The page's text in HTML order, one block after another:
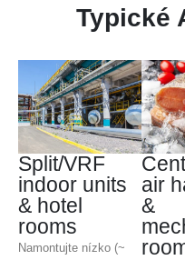
Typické
Split/VRF
indoor units
& hotel
rooms
Namontujte nízko (~
air
&